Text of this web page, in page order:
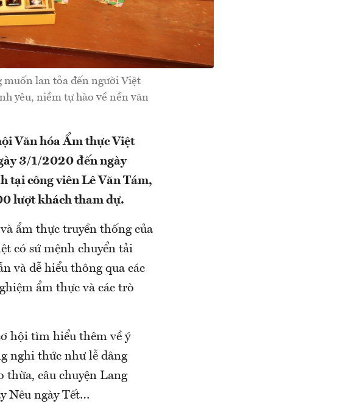
lan tỏa đến người Việt
yêu, niềm tự hào về nền văn
Văn hóa Ẩm thực Việt
3/1/2020 đến ngày
tại công viên Lê Văn Tám,
lượt khách tham dự.
ẩm thực truyền thống của
có sứ mệnh chuyển tải
và dễ hiểu thông qua các
ẩm thực và các trò
hội tìm hiểu thêm về ý
nghi thức như lễ dâng
thừa, câu chuyện Lang
Nêu ngày Tết…